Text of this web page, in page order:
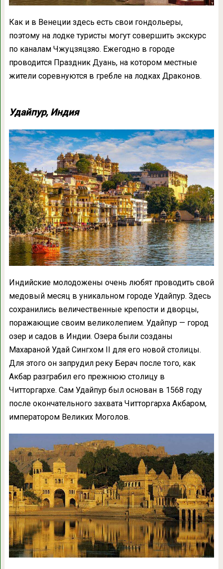
Как и в Венеции здесь есть свои гондольеры,
поэтому на лодке туристы могут совершить экскурс
по каналам Чжуцзяцзяо. Ежегодно в городе
проводится Праздник Дуань, на котором местные
жители соревнуются в гребле на лодках Драконов.
Удайпур, Индия
Индийские молодожены очень любят проводить свой
медовый месяц в уникальном городе Удайпур. Здесь
сохранились величественные крепости и дворцы,
поражающие своим великолепием. Удайпур — город
озер и садов в Индии. Озера были созданы
Махараной Удай Сингхом II для его новой столицы.
Для этого он запрудил реку Берач после того, как
Акбар разграбил его прежнюю столицу в
Читторгархе. Сам Удайпур был основан в 1568 году
после окончательного захвата Читторгарха Акбаром,
императором Великих Моголов.